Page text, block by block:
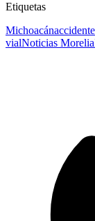
Etiquetas
Michoacán
vialNoticias Morelia